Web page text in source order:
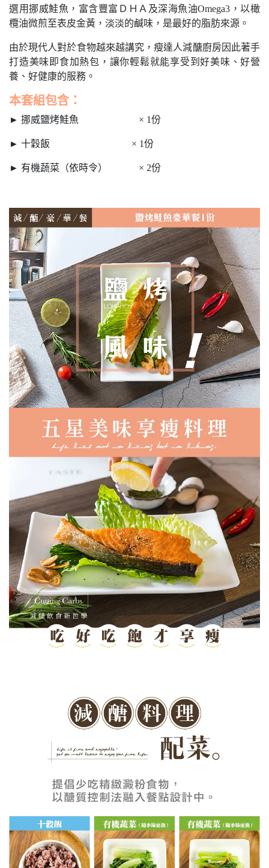
選用挪威鮭魚，富含豐富ＤＨＡ及深海魚油Omega3，以橄
欖油微煎至表皮金黃，淡淡的鹹味，是最好的脂肪來源。
由於現代人對於食物越來越講究，瘦達人減醣廚房因此著手
打造美味即食加熱包，讓你輕鬆就能享受到好美味、好營
養、好健康的服務。
本套組包含：
► 挪威鹽烤鮭魚 × 1份
► 十穀飯 × 1份
► 有機蔬菜（依時令） × 2份